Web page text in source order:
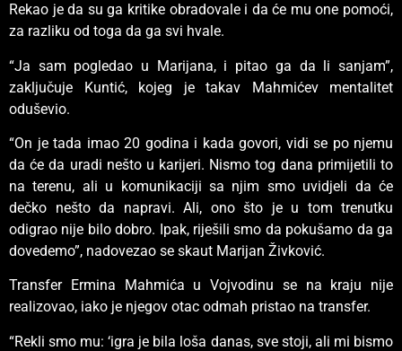
Rekao je da su ga kritike obradovale i da će mu one pomoći,
za razliku od toga da ga svi hvale.
“Ja sam pogledao u Marijana, i pitao ga da li sanjam”,
zaključuje Kuntić, kojeg je takav Mahmićev mentalitet
oduševio.
“On je tada imao 20 godina i kada govori, vidi se po njemu
da će da uradi nešto u karijeri. Nismo tog dana primijetili to
na terenu, ali u komunikaciji sa njim smo uvidjeli da će
dečko nešto da napravi. Ali, ono što je u tom trenutku
odigrao nije bilo dobro. Ipak, riješili smo da pokušamo da ga
dovedemo”, nadovezao se skaut Marijan Živković.
Transfer Ermina Mahmića u Vojvodinu se na kraju nije
realizovao, iako je njegov otac odmah pristao na transfer.
“Rekli smo mu: ‘igra je bila loša danas, sve stoji, ali mi bismo